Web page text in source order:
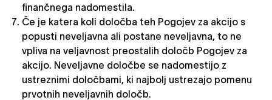
finančnega nadomestila.
Če je katera koli določba teh Pogojev za akcijo s
popusti neveljavna ali postane neveljavna, to ne
vpliva na veljavnost preostalih določb Pogojev za
akcijo. Neveljavne določbe se nadomestijo z
ustreznimi določbami, ki najbolj ustrezajo pomenu
prvotnih neveljavnih določb.